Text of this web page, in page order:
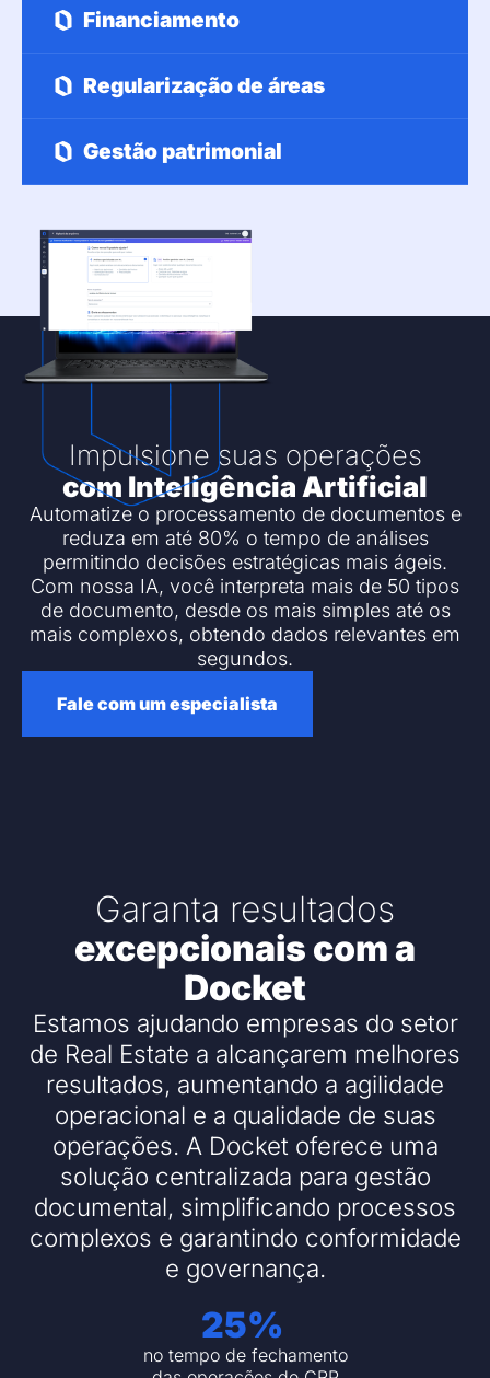
Financiamento
Regularização de áreas
Gestão patrimonial
Impulsione suas operações
com Inteligência Artificial
Automatize o processamento de documentos e
reduza em até 80% o tempo de análises
permitindo decisões estratégicas mais ágeis.
Com nossa IA, você interpreta mais de 50 tipos
de documento, desde os mais simples até os
mais complexos, obtendo dados relevantes em
segundos.
Fale com um especialista
Garanta resultados
excepcionais com a
Docket
Estamos ajudando empresas do setor
de Real Estate a alcançarem melhores
resultados, aumentando a agilidade
operacional e a qualidade de suas
operações. A Docket oferece uma
solução centralizada para gestão
documental, simplificando processos
complexos e garantindo conformidade
e governança.
-
25%
no tempo de fechamento